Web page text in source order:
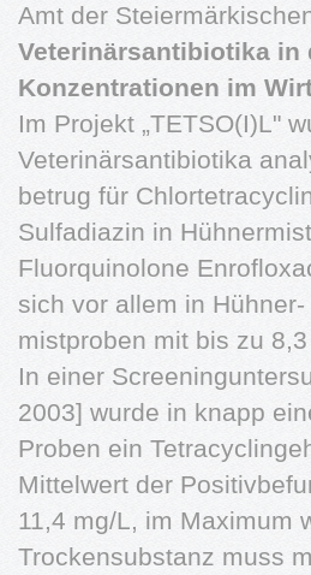
Amt der
Veterinärsantibiotika in
Konzentrationen im
Im Projekt „TETSO(I)L"
Veterinärsantibiotika
betrug für
Sulfadiazin in
Fluorquinolone
sich vor allem in
mistproben mit bis zu
In einer
2003] wurde in knapp
Proben ein
Mittelwert der
11,4 mg/L, im Maximum
Trockensubstanz muss